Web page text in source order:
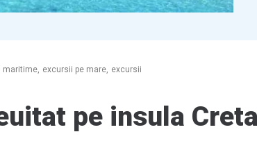
maritime excursii pe mare excursii
pe insula Creta